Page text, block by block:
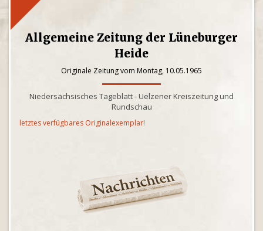
Allgemeine Zeitung der Lüneburger
Heide
Originale Zeitung vom Montag, 10.05.1965
Niedersächsisches Tageblatt - Uelzener Kreiszeitung und
Rundschau
letztes verfügbares Originalexemplar!